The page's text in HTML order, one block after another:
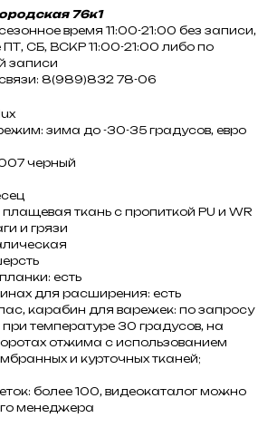
76к1
время 11:00-21:00 без записи,
СБ, ВСКР 11:00-21:00 либо по
записи
8(989)832 78-06
зима до -30-35 градусов, евро
черный
ткань с пропиткой PU и WR
и грязи
есть
для расширения: есть
карабин для варежек: по запросу
температуре 30 градусов, на
отжима с использованием
и курточных тканей;
более 100, видеокаталог можно
менеджера